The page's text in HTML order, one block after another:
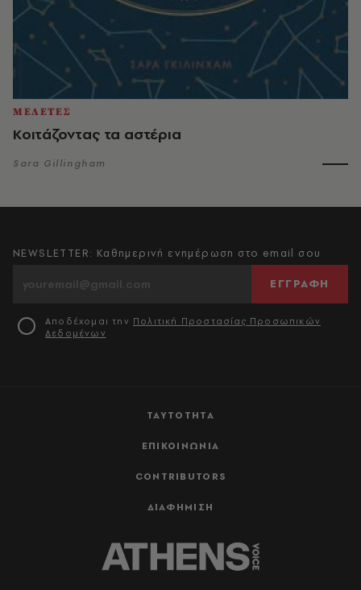
ΜΕΛΕΤΕΣ
Κοιτάζοντας τα αστέρια
Sara Gillingham
ΤΑΥΤΟΤΗΤΑ
ΕΠΙΚΟΙΝΩΝΙΑ
CONTRIBUTORS
ΔΙΑΦΗΜΙΣΗ
NEWSLETTER: Καθημερινή ενημέρωση στο email σου
ΕΓΓΡΑΦΗ
Αποδέχομαι την Πολιτική Προστασίας Προσωπικών
Δεδομένων